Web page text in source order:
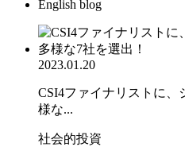
English blog
2023.01.20
CSI4ファイナリストに、
様な...
社会的投資